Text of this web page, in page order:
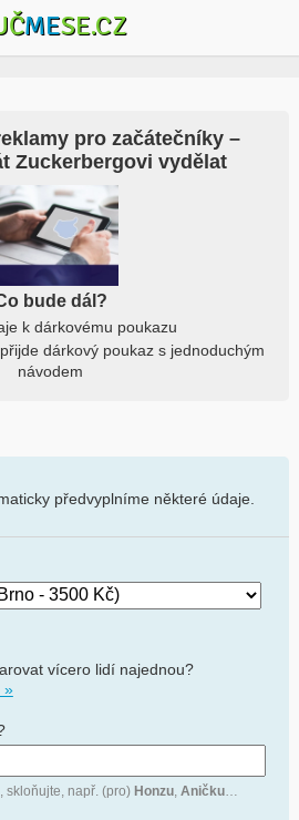
MESE.CZ
pro začátečníky –
Zuckerbergovi vydělat
bude dál?
k dárkovému poukazu
dárkový poukaz s jednoduchým
návodem
předvyplníme některé údaje.
vícero lidí najednou?
»
skloňujte, např. (pro) Honzu, Aničku…